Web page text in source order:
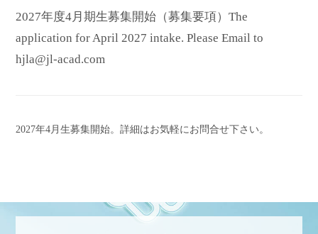
2027年度4月期生募集開始（募集要項）The
application for April 2027 intake. Please Email to
hjla@jl-acad.com
2027年4月生募集開始。詳細はお気軽にお問合せ下さい。